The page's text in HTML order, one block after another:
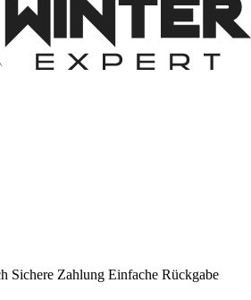
Sichere Zahlung Einfache Rückgabe